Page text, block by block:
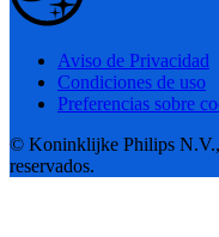
Aviso de Privacidad
Condiciones de uso
Preferencias sobre
© Koninklijke Philips N.V.,
reservados.